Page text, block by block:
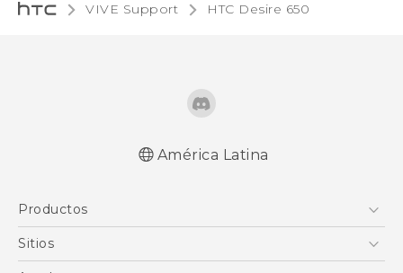
VIVE Support HTC Desire 650‎
English - User manual
América Latina
Productos
5G
Sitios